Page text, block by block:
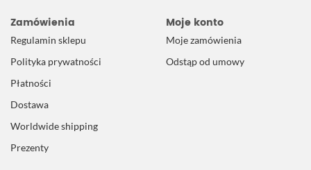
Zamówienia
Regulamin sklepu
Polityka prywatności
Płatności
Dostawa
Worldwide shipping
Prezenty
Moje konto
Moje zamówienia
Odstąp od umowy